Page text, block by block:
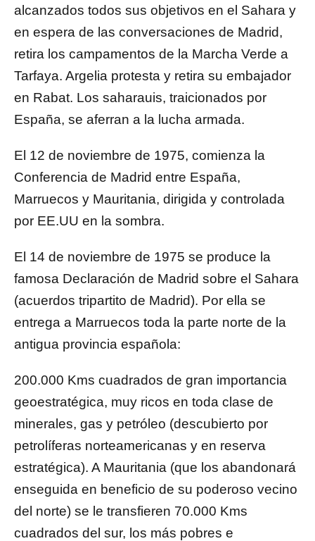
alcanzados todos sus objetivos en el Sahara y
en espera de las conversaciones de Madrid,
retira los campamentos de la Marcha Verde a
Tarfaya. Argelia protesta y retira su embajador
en Rabat. Los saharauis, traicionados por
España, se aferran a la lucha armada.
El 12 de noviembre de 1975, comienza la
Conferencia de Madrid entre España,
Marruecos y Mauritania, dirigida y controlada
por EE.UU en la sombra.
El 14 de noviembre de 1975 se produce la
famosa Declaración de Madrid sobre el Sahara
(acuerdos tripartito de Madrid). Por ella se
entrega a Marruecos toda la parte norte de la
antigua provincia española:
200.000 Kms cuadrados de gran importancia
geoestratégica, muy ricos en toda clase de
minerales, gas y petróleo (descubierto por
petrolíferas norteamericanas y en reserva
estratégica). A Mauritania (que los abandonará
enseguida en beneficio de su poderoso vecino
del norte) se le transfieren 70.000 Kms
cuadrados del sur, los más pobres e